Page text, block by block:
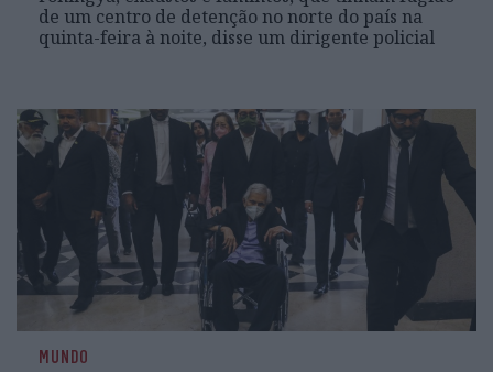
de um centro de detenção no norte do país na
quinta-feira à noite, disse um dirigente policial
MUNDO